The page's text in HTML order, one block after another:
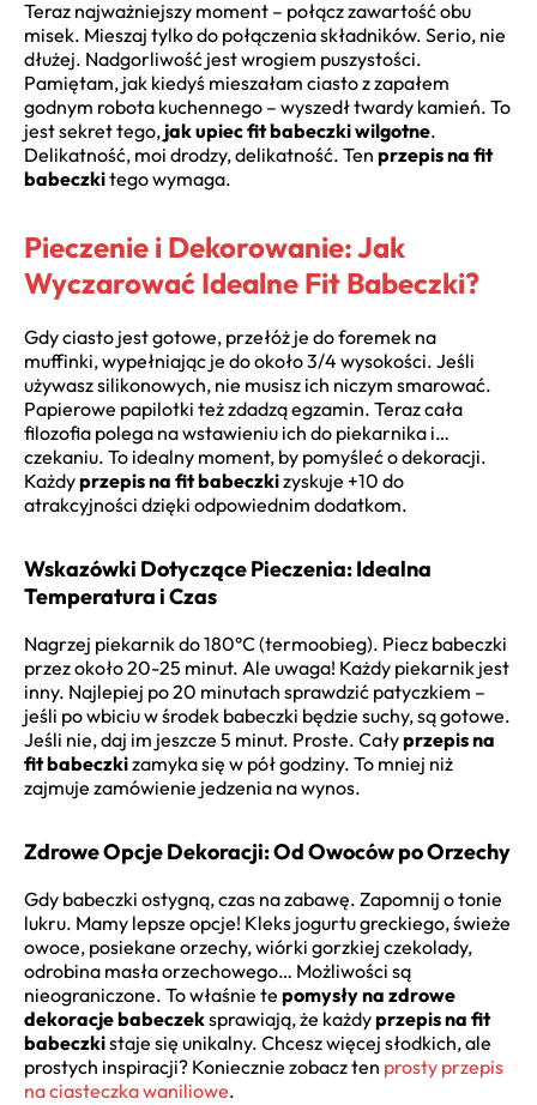
Teraz najważniejszy moment – połącz zawartość obu
misek. Mieszaj tylko do połączenia składników. Serio, nie
dłużej. Nadgorliwość jest wrogiem puszystości.
Pamiętam, jak kiedyś mieszałam ciasto z zapałem
godnym robota kuchennego – wyszedł twardy kamień. To
jest sekret tego, jak upiec fit babeczki wilgotne.
Delikatność, moi drodzy, delikatność. Ten przepis na fit
babeczkitego wymaga.
Pieczenie i Dekorowanie: Jak
Wyczarować Idealne Fit Babeczki?
Gdy ciasto jest gotowe, przełóż je do foremek na
muffinki, wypełniając je do około 3/4 wysokości. Jeśli
używasz silikonowych, nie musisz ich niczym smarować.
Papierowe papilotki też zdadzą egzamin. Teraz cała
filozofia polega na wstawieniu ich do piekarnika i…
czekaniu. To idealny moment, by pomyśleć o dekoracji.
Każdyprzepis na fit babeczkizyskuje +10 do
atrakcyjności dzięki odpowiednim dodatkom.
Wskazówki Dotyczące Pieczenia: Idealna
Temperatura i Czas
Nagrzej piekarnik do 180°C (termoobieg). Piecz babeczki
przez około 20-25 minut. Ale uwaga! Każdy piekarnik jest
inny. Najlepiej po 20 minutach sprawdzić patyczkiem –
jeśli po wbiciu w środek babeczki będzie suchy, są gotowe.
Jeśli nie, daj im jeszcze 5 minut. Proste. Całyprzepis na
fit babeczkizamyka się w pół godziny. To mniej niż
zajmuje zamówienie jedzenia na wynos.
Zdrowe Opcje Dekoracji: Od Owoców po Orzechy
Gdy babeczki ostygną, czas na zabawę. Zapomnij o tonie
lukru. Mamy lepsze opcje! Kleks jogurtu greckiego, świeże
owoce, posiekane orzechy, wiórki gorzkiej czekolady,
odrobina masła orzechowego… Możliwości są
nieograniczone. To właśnie te pomysły na zdrowe
dekoracje babeczeksprawiają, że każdyprzepis na fit
babeczkistaje się unikalny. Chcesz więcej słodkich, ale
prostych inspiracji? Koniecznie zobacz ten prosty przepis
na ciasteczka waniliowe.